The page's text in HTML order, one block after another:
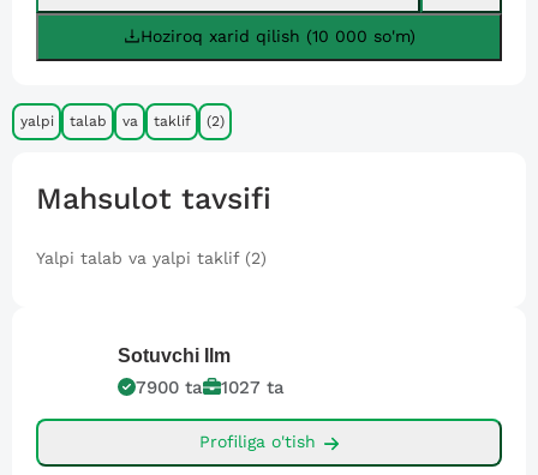
Hoziroq xarid qilish (10 000 so'm)
yalpi talab va taklif (2)
Mahsulot tavsifi
Yalpi talab va yalpi taklif (2)
Sotuvchi Ilm
7900 ta 1027 ta
Profiliga o'tish